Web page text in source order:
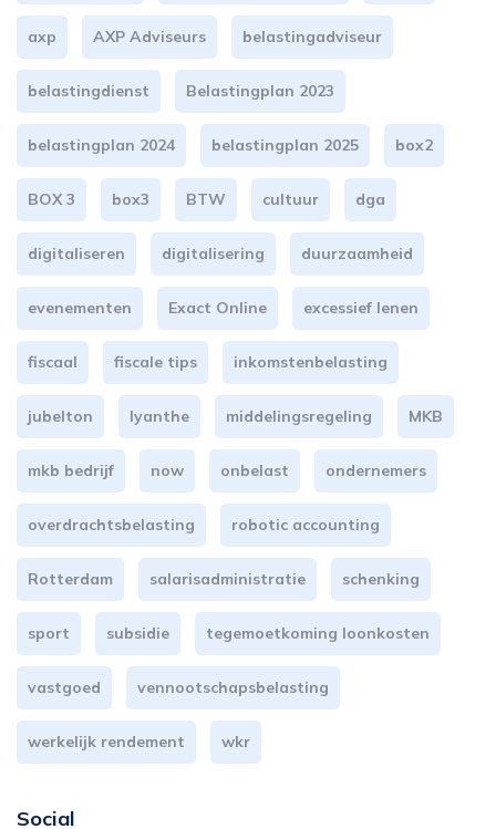
axp AXP Adviseurs belastingadviseur
belastingdienst Belastingplan 2023
belastingplan 2024 belastingplan 2025 box2
BOX 3 box3 BTW cultuur dga
digitaliseren digitalisering duurzaamheid
evenementen Exact Online excessief lenen
fiscaal fiscale tips inkomstenbelasting
jubelton lyanthe middelingsregeling MKB
mkb bedrijf now onbelast ondernemers
overdrachtsbelasting robotic accounting
Rotterdam salarisadministratie schenking
sport subsidie tegemoetkoming loonkosten
vastgoed vennootschapsbelasting
werkelijk rendement wkr
Social